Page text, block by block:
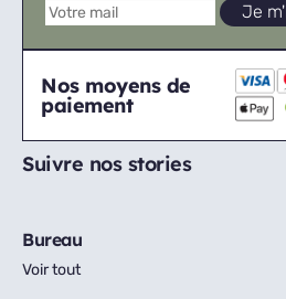
Nos moyens de
paiement
Suivre nos stories
Bureau
Voir tout